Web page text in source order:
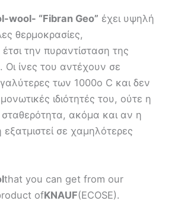
wool- “Fibran Geo” έχει υψηλή
θερμοκρασίες,
την πυραντίσταση της
ίνες του αντέχουν σε
των 1000ο C και δεν
ιδιότητές του, ούτε η
σταθερότητα, ακόμα και αν η
εξατμιστεί σε χαμηλότερες
that you can get from our
ofKNAUF(ECOSE).